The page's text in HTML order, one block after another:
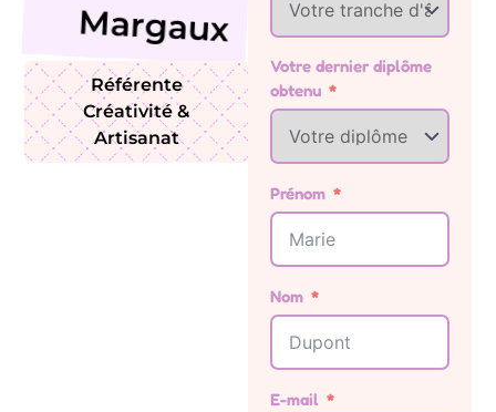
Margaux
Référente
Créativité &
Artisanat
Votre dernier diplôme
obtenu
Prénom
Nom
E-mail